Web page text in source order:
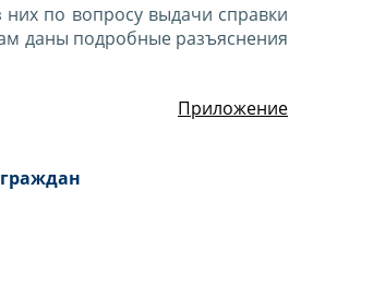
по вопросу выдачи справки
даны подробные разъяснения
Приложение